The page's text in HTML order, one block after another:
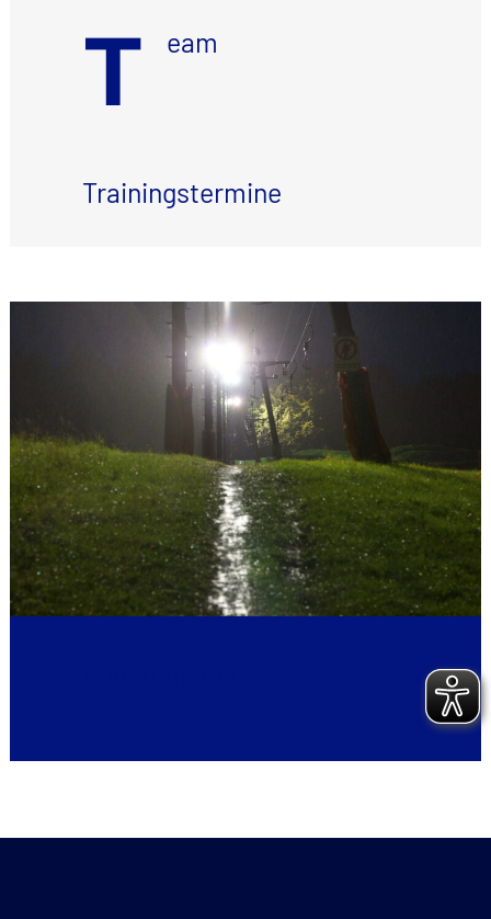
T eam
Trainingstermine